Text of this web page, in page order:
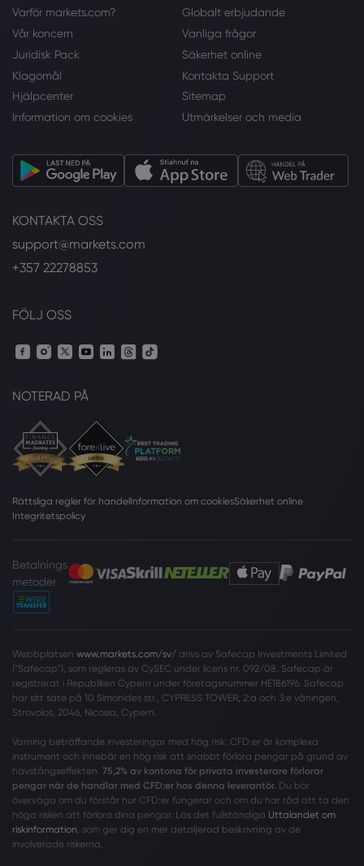
Varför markets.com?
Globalt erbjudande
Vår koncern
Vanliga frågor
Juridisk Pack
Säkerhet online
Klagomål
Kontakta Support
Hjälpcenter
Sitemap
Information om cookies
Utmärkelser och media
KONTAKTA OSS
support@markets.com
+357 22278853
FÖLJ OSS
NOTERAD PÅ
Rättsliga regler för handelInformation om cookiesSäkerhet online
Integritetspolicy
Betalnings
metoder
Webbplatsen www.markets.com/sv/ drivs av Safecap Investments Limited
("Safecap"), som regleras av CySEC under licens nr. 092/08. Safecap är
registrerat i Republiken Cypern under företagsnummer HE186196. Safecap
har sitt säte på 10 Simonides str., CYPRESS TOWER, 2:a och 3:e våningen,
Strovolos, 2046, Nicosia, Cypern.
Varning beträffande investeringar med hög risk: CFD:er är komplexa
instrument och innebär en hög risk att snabbt förlora pengar på grund av
hävstångseffekten. 75,2% av kontona för privata investerare förlorar
pengar när de handlar med CFD:er hos denna leverantör. Du bör
överväga om du förstår hur CFD:er fungerar och om du har råd att ta den
höga risken att förlora dina pengar. Läs det fullständiga Uttalandet om
riskinformation , som ger dig en mer detaljerad beskrivning av de
involverade riskerna.